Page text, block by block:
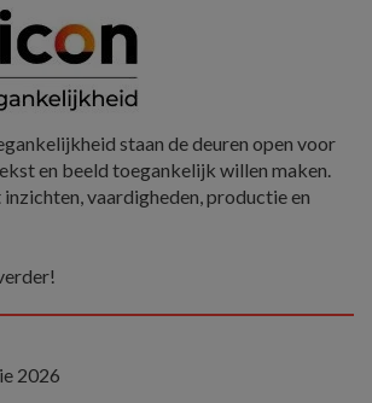
staan de deuren open voor
en beeld toegankelijk willen maken.
vaardigheden, productie en
2026